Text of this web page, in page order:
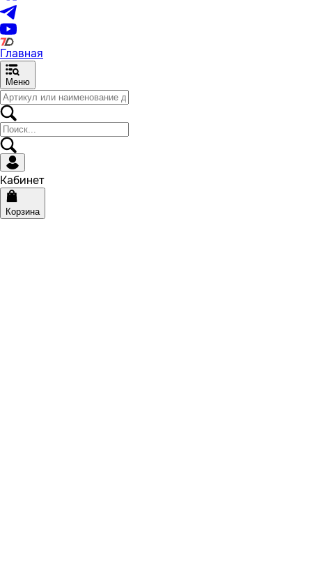
Главная
Меню
Кабинет
Корзина